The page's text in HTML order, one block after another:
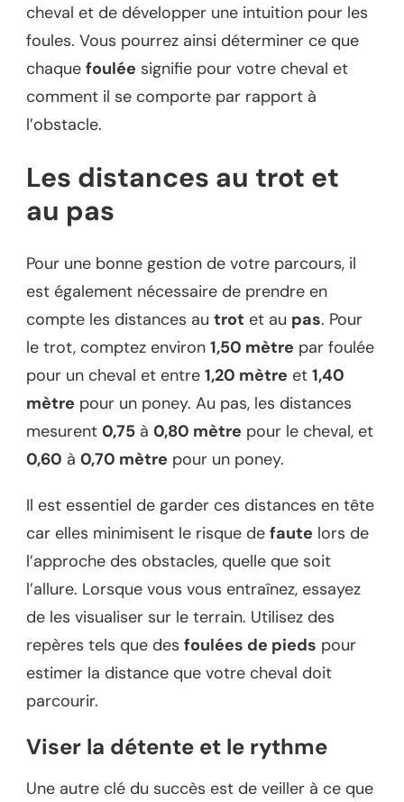
cheval et de développer une intuition pour les
foules. Vous pourrez ainsi déterminer ce que
chaque foulée signifie pour votre cheval et
comment il se comporte par rapport à
l’obstacle.
Les distances au trot et
au pas
Pour une bonne gestion de votre parcours, il
est également nécessaire de prendre en
compte les distances au trot et au pas. Pour
le trot, comptez environ 1,50 mètre par foulée
pour un cheval et entre 1,20 mètre et 1,40
mètre pour un poney. Au pas, les distances
mesurent 0,75 à 0,80 mètre pour le cheval, et
0,60 à 0,70 mètre pour un poney.
Il est essentiel de garder ces distances en tête
car elles minimisent le risque de faute lors de
l’approche des obstacles, quelle que soit
l’allure. Lorsque vous vous entraînez, essayez
de les visualiser sur le terrain. Utilisez des
repères tels que des foulées de pieds pour
estimer la distance que votre cheval doit
parcourir.
Viser la détente et le rythme
Une autre clé du succès est de veiller à ce que